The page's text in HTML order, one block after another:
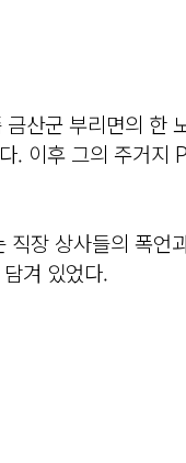
산군 부리면의 한
. 이후 그의 주거지
장 상사들의 폭언
겨 있었다.